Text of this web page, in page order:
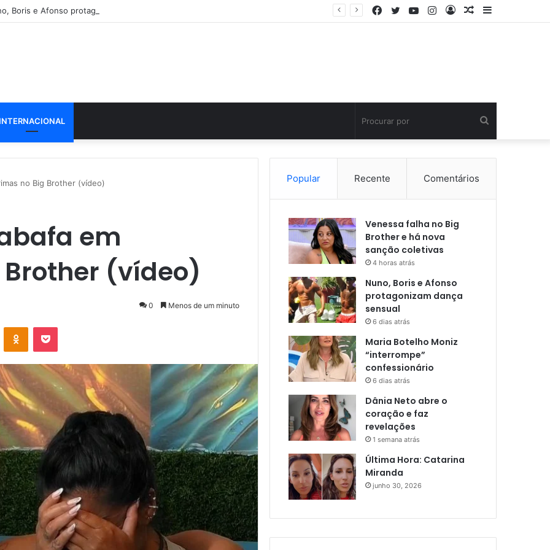
Boris e Afonso protagonizam dança sensual
Barra
Artigo
Entrar
Instagram
YouTube
Twitter
Facebook
INTERNACIONAL
por
no Big Brother (vídeo)
em
(vídeo)
0 Menos de um minuto
OK Pocket
Popular Recente Comentários
Venessa falha no Big
Brother e há nova
sanção coletivas
4 horas atrás
Nuno, Boris e Afonso
protagonizam dança
sensual
6 dias atrás
Maria Botelho Moniz
“interrompe”
confessionário
6 dias atrás
Dânia Neto abre o
coração e faz
revelações
1 semana atrás
Última Hora: Catarina
Miranda
junho 30, 2026